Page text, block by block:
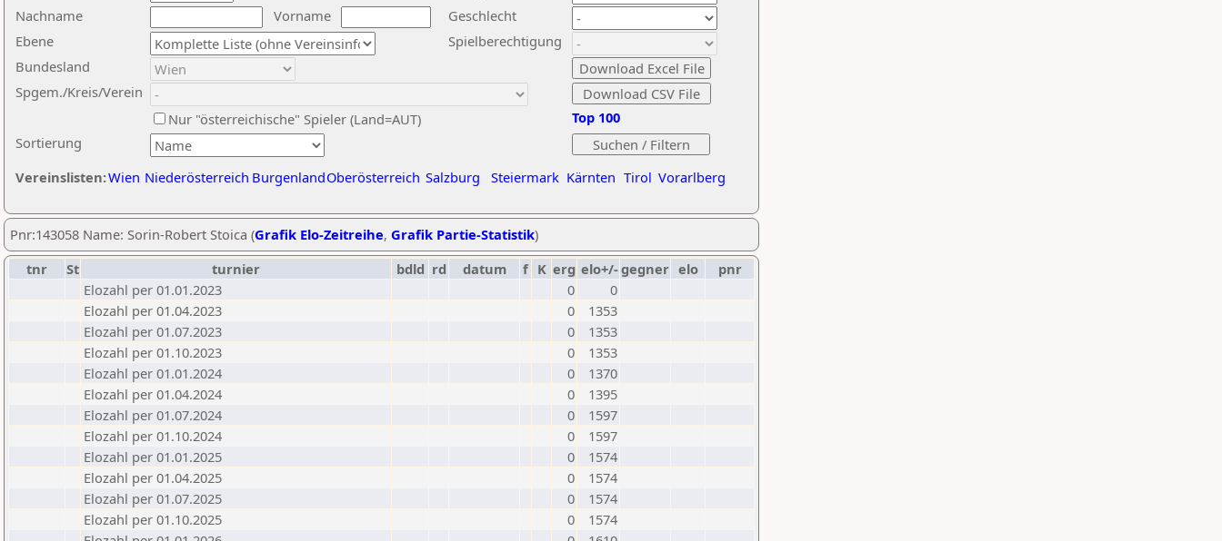
Nachname
Vorname
Ebene
Sortierung
Bundesland
Spgem./Kreis/Verein
Geschlecht
Nur "österreichische" Spieler (Land=AUT)
Spielberechtigung
Vereinslisten:Wien Niederösterreich BurgenlandOberösterreich Salzburg Steiermark Kärnten Tirol Vorarlberg
Top 100
Pnr:143058 Name: Sorin-Robert Stoica (Grafik Elo-Zeitreihe, Grafik Partie-Statistik)
tnr
St turnier bdld rd datum f K erg elo+/-gegner elo
pnr
Elozahl per 01.01.2023
0
0
Elozahl per 01.04.2023
0
1353
Elozahl per 01.07.2023
0
1353
Elozahl per 01.10.2023
0
1353
Elozahl per 01.01.2024
0
1370
Elozahl per 01.04.2024
0
1395
Elozahl per 01.07.2024
0
1597
Elozahl per 01.10.2024
0
1597
Elozahl per 01.01.2025
0
1574
Elozahl per 01.04.2025
0
1574
Elozahl per 01.07.2025
0
1574
Elozahl per 01.10.2025
0
1574